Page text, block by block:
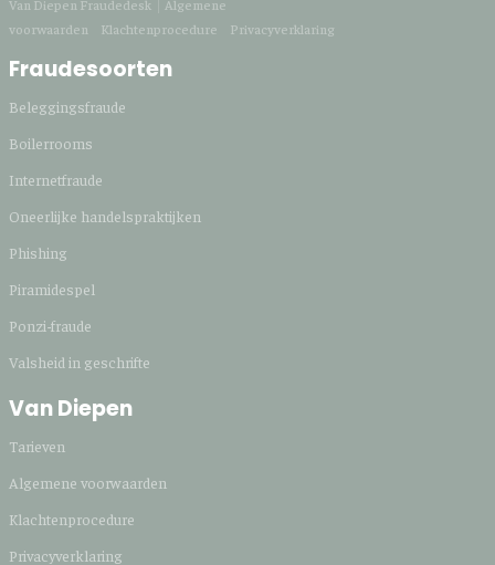
Van Diepen Fraudedesk
Algemene
voorwaarden
Klachtenprocedure Privacyverklaring
Fraudesoorten
Beleggingsfraude
Boilerrooms
Internetfraude
Oneerlijke handelspraktijken
Phishing
Piramidespel
Ponzi-fraude
Valsheid in geschrifte
Van Diepen
Tarieven
Algemene voorwaarden
Klachtenprocedure
Privacyverklaring